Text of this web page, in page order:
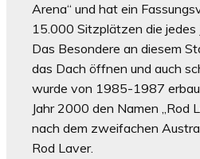
Arena“ und hat ein
15.000 Sitzplätzen die jedes
Das Besondere an diesem
das Dach öffnen und auch
wurde von 1985-1987
Jahr 2000 den Namen „Rod
nach dem zweifachen
Rod Laver.